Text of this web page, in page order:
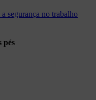
segurança no trabalho
pés